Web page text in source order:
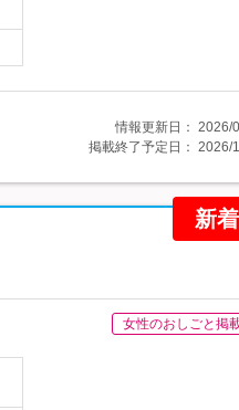
情報更新日： 2026/
掲載終了予定日： 2026/
新着
女性のおしごと掲